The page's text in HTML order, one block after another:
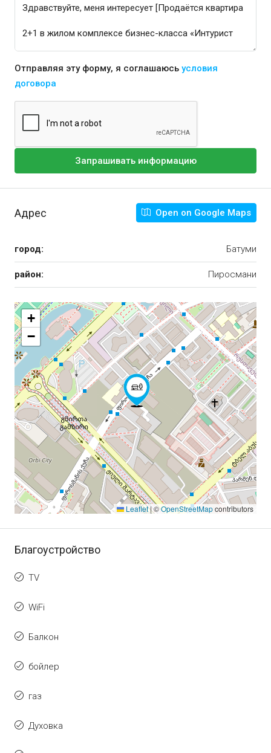
Отправляя эту форму, я соглашаюсь условия
договора
Запрашивать информацию
Адрес Open on Google Maps
город: Батуми
район: Пиросмани
+
−
Leaflet|©OpenStreetMapcontributors
Благоустройство
TV
WiFi
Балкон
бойлер
газ
Духовка